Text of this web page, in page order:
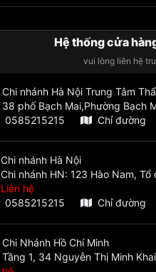
Hệ thống cửa
vui lòng liên hệ
Chi nhánh Hà Nội Trung Tâm
38 phố Bạch Mai,Phường Bạch
0585215215
Chỉ đường
Chi nhánh Hà Nội
Chi nhánh HN: 123 Hào Nam,
Liên hệ
0585215215
Chỉ đường
Chi Nhánh Hồ Chí Minh
Tầng 1, 34 Nguyễn Thị Minh